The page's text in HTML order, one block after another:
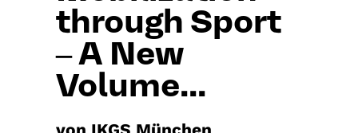
through Sport
‒ A New
Volume...